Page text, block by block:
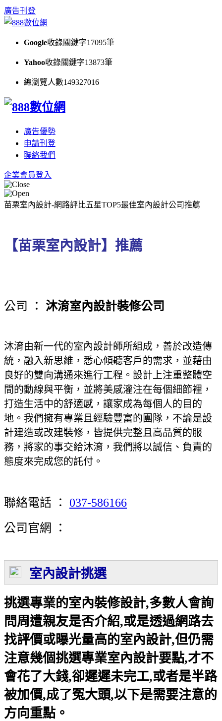
廣告刊登
Google收錄關鍵字17095筆
Yahoo收錄關鍵字13873筆
總瀏覽人數149327016
廣告優勢
申請刊登
聯絡我們
企業會員登入
苗栗室內設計-網路評比五星TOP5最佳室內設計公司推薦
【苗栗室內設計】推薦
公司 ： 沐淯室內設計裝修公司
沐淯由新一代的室內設計師所組成，善於改造傳
統，融入新思維，悉心傾聽客戶的需求，並藉由
良好的雙向溝通來進行工程。設計上注重整體空
間的動線與平衡，並將美感灌注在每個細節裡，
打造生活中的舒適感，讓家成為每個人的目的
地。我們擁有專業且經驗豐富的團隊，不論是設
計建造或改建裝修，皆提供完整且高品質的服
務，將家的事交給沐淯，我們將以誠信、負責的
態度來完成您的託付。
聯絡電話 ： 037-586166
公司官網 ：
室內設計挑選
挑選專業的室內裝修設計,多數人會詢
問周遭親友是否介紹,或是透過網路去
找評價或曝光量高的室內設計,但仍需
注意幾個挑選專業室內設計要點,才不
會花了大錢,卻遲遲未完工,或者是半路
被加價,成了冤大頭,以下是需要注意的
方向重點。